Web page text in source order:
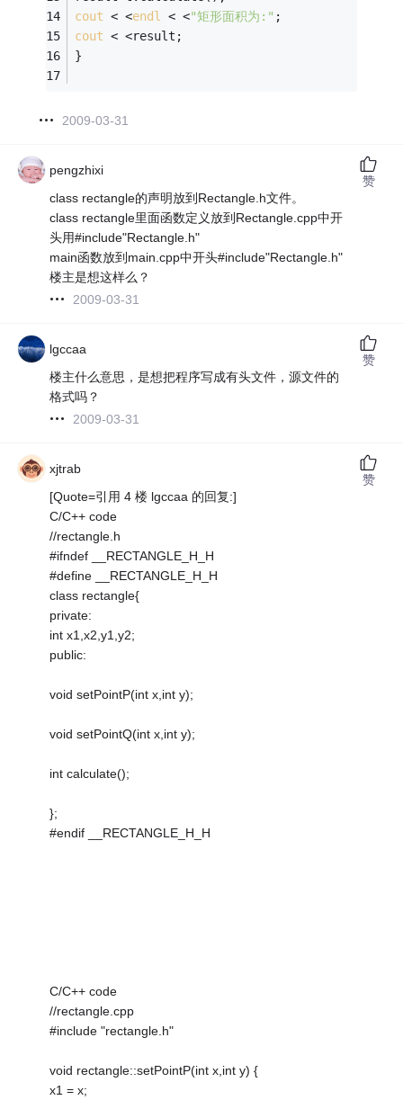
cout < <endl < <"矩形面积为:" ;
cout < <result;
}
2009-03-31
pengzhixi
class rectangle的声明放到Rectangle.h文件。
class rectangle里面函数定义放到Rectangle.cpp中开
头用#include"Rectangle.h"
main函数放到main.cpp中开头#include"Rectangle.h"
楼主是想这样么？
2009-03-31
赞
lgccaa
楼主什么意思，是想把程序写成有头文件，源文件的
格式吗？
2009-03-31
赞
xjtrab
[Quote=引用 4 楼 lgccaa 的回复:]
C/C++ code
//rectangle.h
#ifndef __RECTANGLE_H_H
#define __RECTANGLE_H_H
class rectangle{
private:
int x1,x2,y1,y2;
public:
void setPointP(int x,int y);
void setPointQ(int x,int y);
int calculate();
};
#endif __RECTANGLE_H_H
C/C++ code
//rectangle.cpp
#include "rectangle.h"
void rectangle::setPointP(int x,int y) {
x1 = x;
赞